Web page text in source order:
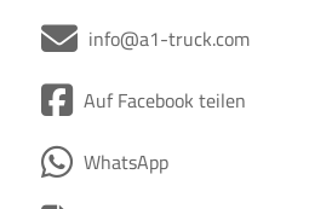
info@a1-truck.com
Auf Facebook teilen
WhatsApp